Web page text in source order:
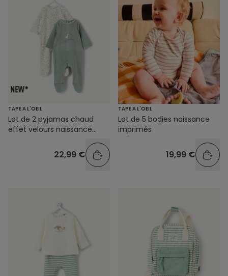
TAPE A L'OEIL
Lot de 2 pyjamas chaud
effet velours naissance
22,99 €
TAPE A L'OEIL
Lot de 5 bodies naissance
imprimés
19,99 €